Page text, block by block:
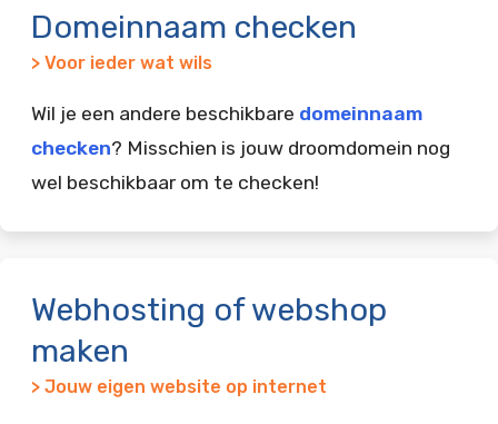
Domeinnaam checken
> Voor ieder wat wils
Wil je een andere beschikbare domeinnaam
checken? Misschien is jouw droomdomein nog
wel beschikbaar om te checken!
Webhosting of webshop
maken
> Jouw eigen website op internet